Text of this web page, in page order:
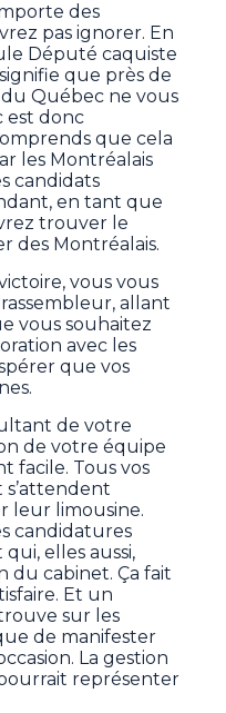
des
pas ignorer. En
Député caquiste
que près de
Québec ne vous
est donc
que cela
les Montréalais
candidats
en tant que
trouver le
des Montréalais.
vous vous
allant
vous souhaitez
avec les
que vos
de votre
de votre équipe
facile. Tous vos
s’attendent
leur limousine.
candidatures
elles aussi,
du cabinet. Ça fait
Et un
sur les
de manifester
La gestion
représenter